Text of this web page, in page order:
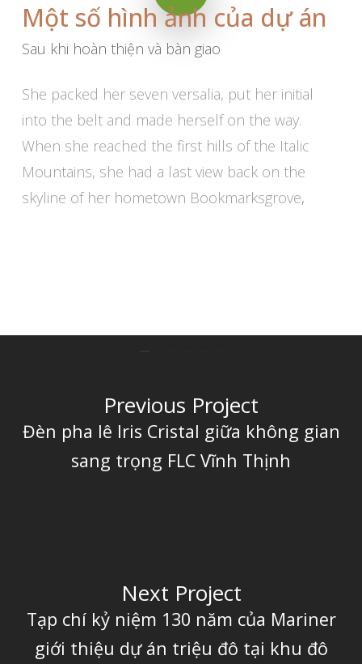
Một số hình ảnh của dự án
Sau khi hoàn thiện và bàn giao
She packed her seven versalia, put her initial
into the belt and made herself on the way.
When she reached the first hills of the Italic
Mountains, she had a last view back on the
skyline of her hometown Bookmarksgrove,
Previous Project
Đèn pha lê Iris Cristal giữa không gian
sang trọng FLC Vĩnh Thịnh
Next Project
Tạp chí kỷ niệm 130 năm của Mariner
giới thiệu dự án triệu đô tại khu đô